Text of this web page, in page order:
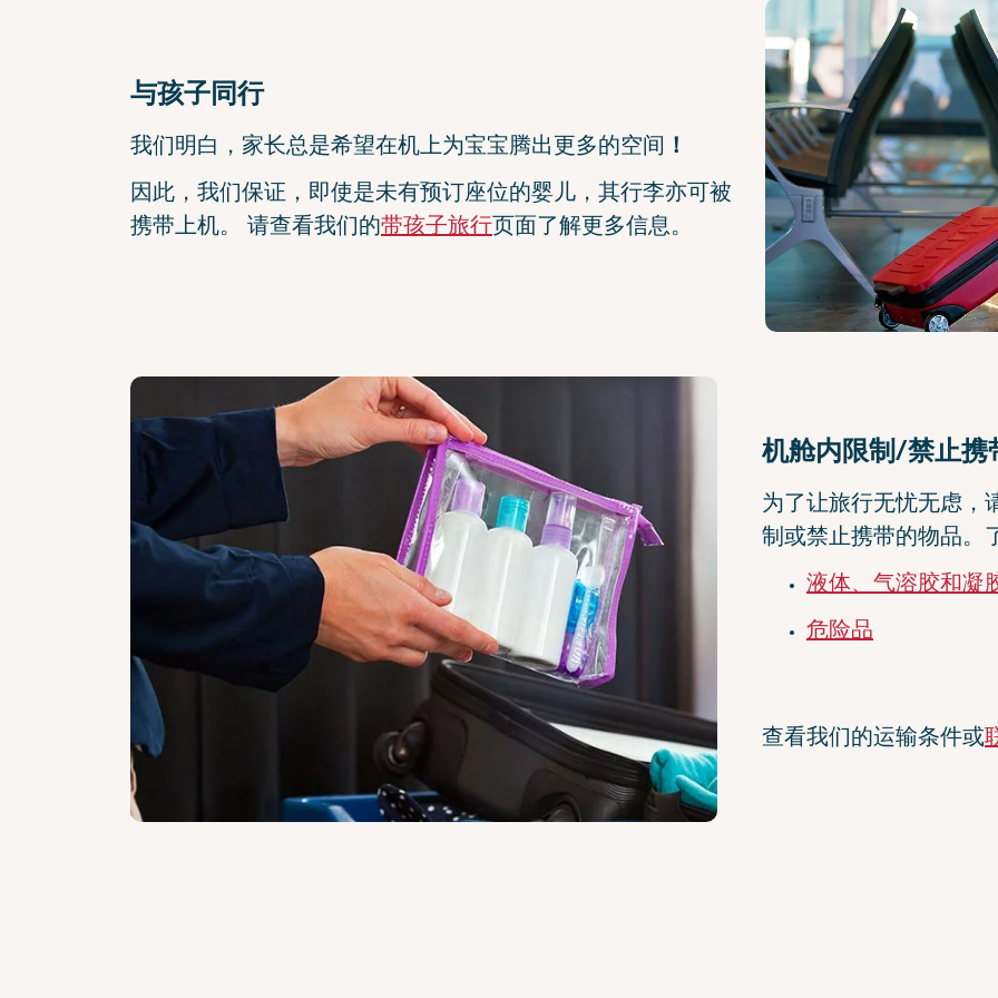
与孩子同行
我们明白，家长总是希望在机上为宝宝腾出更多的空间 ！
因此，我们保证，即使是未有预订座位的婴儿，其行李亦可被
携带上机。 请查看我们的带孩子旅行页面了解更多信息。
机舱内限制/禁止携
为了让旅行无忧无虑，
制或禁止携带的物品。
液体、气溶胶和凝
危险品
查看我们的运输条件或